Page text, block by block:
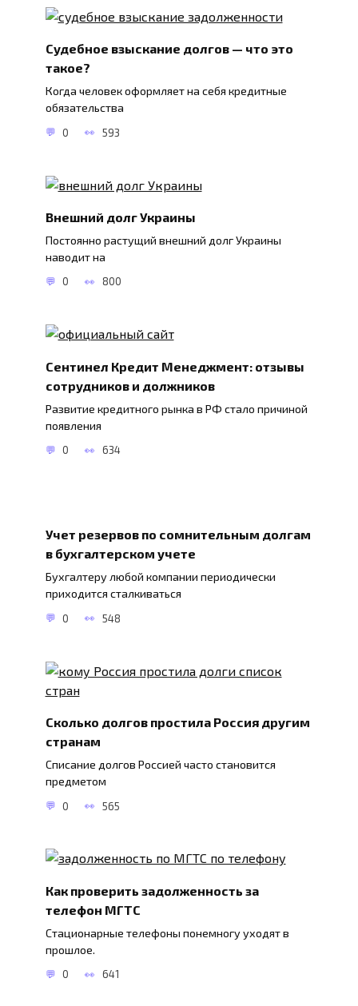
Судебное взыскание долгов — что это
такое?
Когда человек оформляет на себя кредитные
обязательства
0 593
Внешний долг Украины
Постоянно растущий внешний долг Украины
наводит на
0 800
Сентинел Кредит Менеджмент: отзывы
сотрудников и должников
Развитие кредитного рынка в РФ стало причиной
появления
0 634
Учет резервов по сомнительным долгам
в бухгалтерском учете
Бухгалтеру любой компании периодически
приходится сталкиваться
0 548
Сколько долгов простила Россия другим
странам
Списание долгов Россией часто становится
предметом
0 565
Как проверить задолженность за
телефон МГТС
Стационарные телефоны понемногу уходят в
прошлое.
0 641